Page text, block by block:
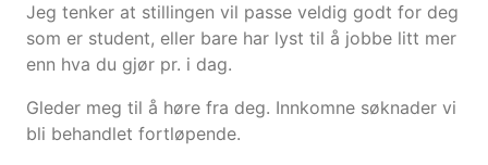
Jeg tenker at stillingen vil passe veldig godt for deg
som er student, eller bare har lyst til å jobbe litt mer
enn hva du gjør pr. i dag.
Gleder meg til å høre fra deg. Innkomne søknader vi
bli behandlet fortløpende.